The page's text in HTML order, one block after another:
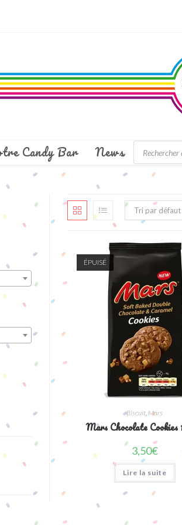
Candy Bar News
de
produits
Tri par défaut
ÉPUISÉ
Biscuit Mars
Mars Chocolate Cookies
3,50€
Lire la suite